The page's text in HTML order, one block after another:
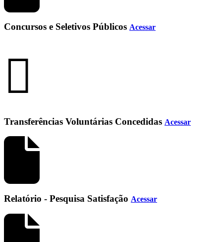
Concursos e Seletivos Públicos Acessar
Transferências Voluntárias Concedidas Acessar
Relatório - Pesquisa Satisfação Acessar